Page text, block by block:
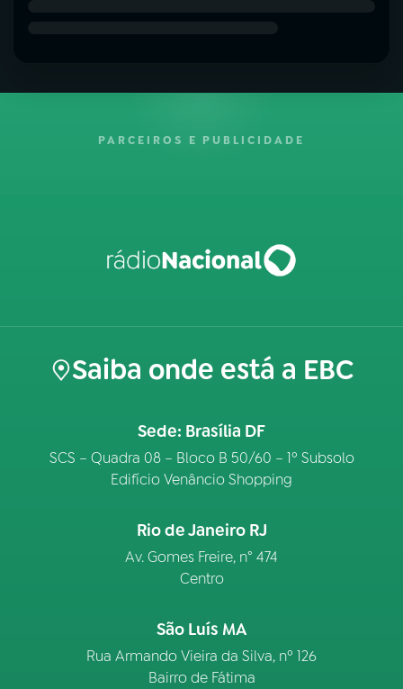
PARCEIROS E PUBLICIDADE
Saiba onde está a EBC
Sede: Brasília DF
SCS – Quadra 08 – Bloco B 50/60 – 1º Subsolo
Edifício Venâncio Shopping
Rio de Janeiro RJ
Av. Gomes Freire, n° 474
Centro
São Luís MA
Rua Armando Vieira da Silva, nº 126
Bairro de Fátima